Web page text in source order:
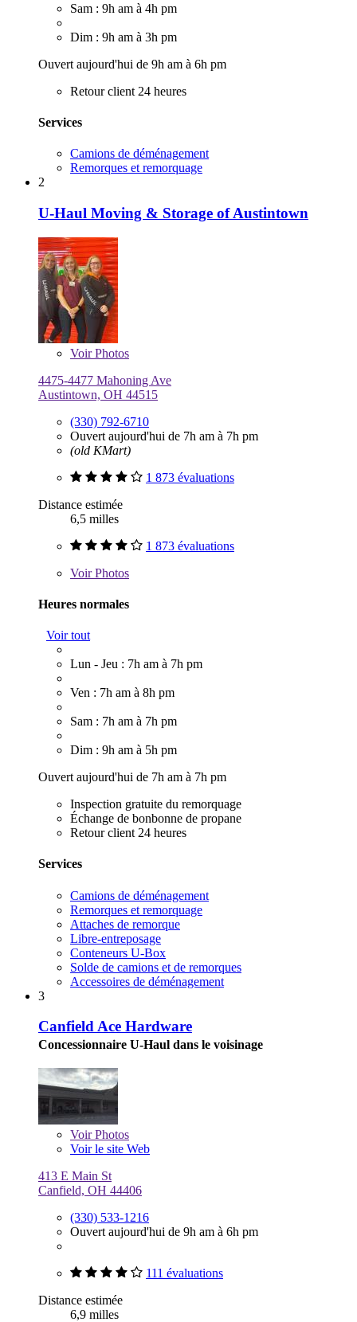
Sam : 9h am à 4h pm
Dim : 9h am à 3h pm
Ouvert aujourd'hui de 9h am à 6h pm
Retour client 24 heures
Services
Camions de déménagement
Remorques et remorquage
2
U-Haul Moving & Storage of Austintown
VoirPhotos
4475-4477 Mahoning Ave
Austintown, OH 44515
(330) 792-6710
Ouvert aujourd'hui de 7h am à 7h pm
(old KMart)
1 873 évaluations
Distance estimée
6,5 milles
1 873 évaluations
VoirPhotos
Heures normales
Voir tout
Lun - Jeu : 7h am à 7h pm
Ven : 7h am à 8h pm
Sam : 7h am à 7h pm
Dim : 9h am à 5h pm
Ouvert aujourd'hui de 7h am à 7h pm
Inspection gratuite du remorquage
Échange de bonbonne de propane
Retour client 24 heures
Services
Camions de déménagement
Remorques et remorquage
Attaches de remorque
Libre-entreposage
Conteneurs U-Box
Solde de camions et de remorques
Accessoires de déménagement
3
Canfield Ace Hardware
Concessionnaire U-Haul dans le voisinage
VoirPhotos
Voir le site Web
413 E Main St
Canfield, OH 44406
(330) 533-1216
Ouvert aujourd'hui de 9h am à 6h pm
111 évaluations
Distance estimée
6,9 milles